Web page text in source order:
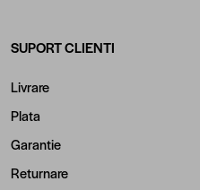
SUPORT CLIENTI
Livrare
Plata
Garantie
Returnare